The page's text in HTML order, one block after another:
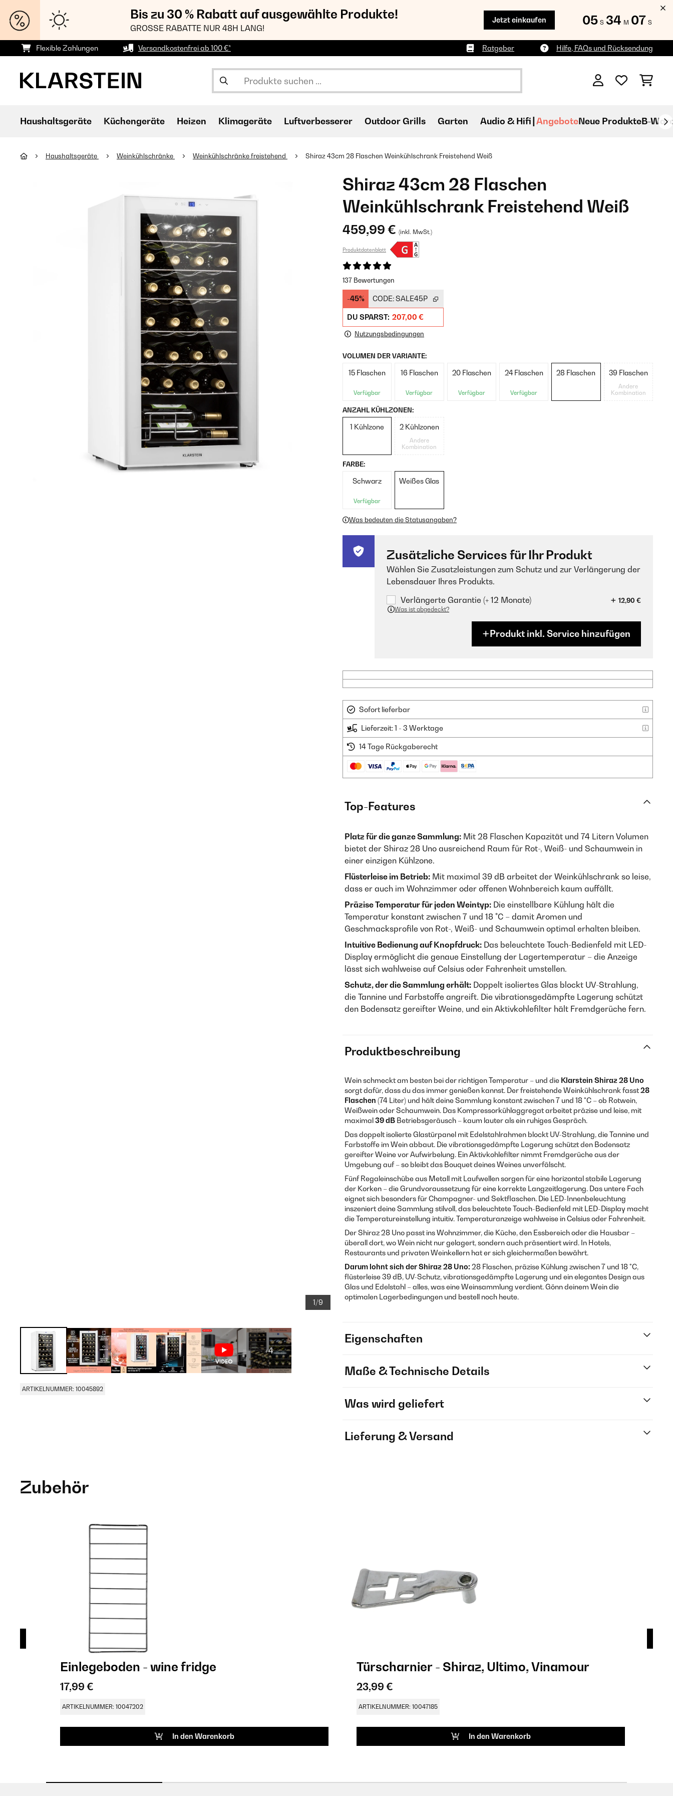
Bis zu 30 % Rabatt auf ausgewählte Produkte!
GROSSE RABATTE NUR 48H LANG!
Jetzt einkaufen 05 S 34 M 05 S
Flexible Zahlungen Versandkostenfrei ab 100 €* Ratgeber Hilfe, FAQs und Rücksendung
Haushaltsgeräte Küchengeräte Heizen Klimageräte Luftverbesserer Outdoor Grills Garten Audio & Hifi AngeboteNeue ProdukteB-
Haushaltsgeräte Weinkühlschränke Weinkühlschränke freistehend Shiraz 43cm 28 Flaschen Weinkühlschrank Freistehend​ Weiß
1/9
+4
ARTIKELNUMMER: 10045892
Shiraz 43cm 28 Flaschen
Weinkühlschrank Freistehend​ Weiß
459,99 € (inkl. MwSt.)
Produktdatenblatt
137 Bewertungen
-45% CODE:SALE45P
DU SPARST: 207,00 €
Nutzungsbedingungen
VOLUMEN DER VARIANTE:
15 Flaschen
Verfügbar
16 Flaschen
Verfügbar
20 Flaschen
Verfügbar
24 Flaschen
Verfügbar
28 Flaschen 39 Flaschen
Andere
Kombination
ANZAHL KÜHLZONEN:
1 Kühlzone 2 Kühlzonen
Andere
Kombination
FARBE:
Schwarz
Verfügbar
Weißes Glas
Was bedeuten die Statusangaben?
Zusätzliche Services für Ihr Produkt
Wählen Sie Zusatzleistungen zum Schutz und zur Verlängerung der
Lebensdauer Ihres Produkts.
Verlängerte Garantie (+ 12 Monate)
12,90 €
Was ist abgedeckt?
Produkt inkl. Service hinzufügen
Sofort lieferbar
Lieferzeit: 1 - 3 Werktage
14 Tage Rückgaberecht
Top-Features
Platz für die ganze Sammlung: Mit 28 Flaschen Kapazität und 74 Litern Volumen
bietet der Shiraz 28 Uno ausreichend Raum für Rot-, Weiß- und Schaumwein in
einer einzigen Kühlzone.
Flüsterleise im Betrieb: Mit maximal 39 dB arbeitet der Weinkühlschrank so leise,
dass er auch im Wohnzimmer oder offenen Wohnbereich kaum auffällt.
Präzise Temperatur für jeden Weintyp: Die einstellbare Kühlung hält die
Temperatur konstant zwischen 7 und 18 °C – damit Aromen und
Geschmacksprofile von Rot-, Weiß- und Schaumwein optimal erhalten bleiben.
Intuitive Bedienung auf Knopfdruck: Das beleuchtete Touch-Bedienfeld mit LED-
Display ermöglicht die genaue Einstellung der Lagertemperatur – die Anzeige
lässt sich wahlweise auf Celsius oder Fahrenheit umstellen.
Schutz, der die Sammlung erhält: Doppelt isoliertes Glas blockt UV-Strahlung,
die Tannine und Farbstoffe angreift. Die vibrationsgedämpfte Lagerung schützt
den Bodensatz gereifter Weine, und ein Aktivkohlefilter hält Fremdgerüche fern.
Produktbeschreibung
Wein schmeckt am besten bei der richtigen Temperatur – und die Klarstein Shiraz 28 Uno
sorgt dafür, dass du das immer genießen kannst. Der freistehende Weinkühlschrank fasst28
Flaschen (74 Liter) und hält deine Sammlung konstant zwischen 7 und 18 °C – ob Rotwein,
Weißwein oder Schaumwein. Das Kompressorkühlaggregat arbeitet präzise und leise, mit
maximal39 dB Betriebsgeräusch – kaum lauter als ein ruhiges Gespräch.
Das doppelt isolierte Glastürpanel mit Edelstahlrahmen blockt UV-Strahlung, die Tannine und
Farbstoffe im Wein abbaut. Die vibrationsgedämpfte Lagerung schützt den Bodensatz
gereifter Weine vor Aufwirbelung. Ein Aktivkohlefilter nimmt Fremdgerüche aus der
Umgebung auf – so bleibt das Bouquet deines Weines unverfälscht.
Fünf Regaleinschübe aus Metall mit Laufwellen sorgen für eine horizontal stabile Lagerung
der Korken – die Grundvoraussetzung für eine korrekte Langzeitlagerung. Das untere Fach
eignet sich besonders für Champagner- und Sektflaschen. Die LED-Innenbeleuchtung
inszeniert deine Sammlung stilvoll, das beleuchtete Touch-Bedienfeld mit LED-Display macht
die Temperatureinstellung intuitiv. Temperaturanzeige wahlweise in Celsius oder Fahrenheit.
Der Shiraz 28 Uno passt ins Wohnzimmer, die Küche, den Essbereich oder die Hausbar –
überall dort, wo Wein nicht nur gelagert, sondern auch präsentiert wird. In Hotels,
Restaurants und privaten Weinkellern hat er sich gleichermaßen bewährt.
Darum lohnt sich der Shiraz 28 Uno: 28 Flaschen, präzise Kühlung zwischen 7 und 18 °C,
flüsterleise 39 dB, UV-Schutz, vibrationsgedämpfte Lagerung und ein elegantes Design aus
Glas und Edelstahl – alles, was eine Weinsammlung verdient. Gönn deinem Wein die
optimalen Lagerbedingungen und bestell noch heute.
Eigenschaften
Maße & Technische Details
Was wird geliefert
Lieferung & Versand
Zubehör
Einlegeboden - wine fridge
17,99 €
ARTIKELNUMMER: 10047202
In den Warenkorb
Türscharnier - Shiraz, Ultimo, Vinamour
23,99 €
ARTIKELNUMMER: 10047185
In den Warenkorb